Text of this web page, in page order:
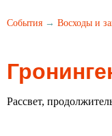
События → Восходы и
Рассвет,